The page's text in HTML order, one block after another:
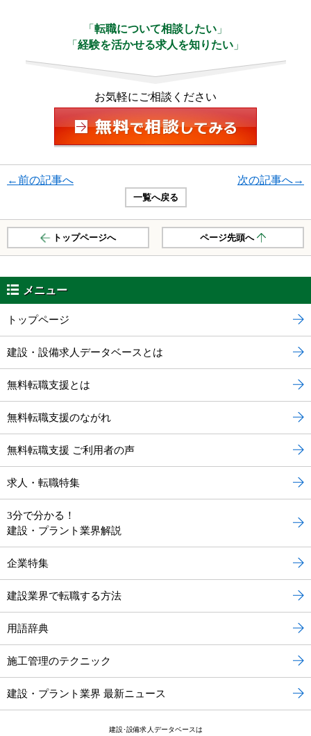
「 転職について相談したい 」
「 経験を活かせる求人を知りたい 」
お気軽にご相談ください
←前の記事へ 次の記事へ→
一覧へ戻る
トップページへ ページ先頭へ
メニュー
トップページ
建設・設備求人データベースとは
無料転職支援とは
無料転職支援のながれ
無料転職支援 ご利用者の声
求人・転職特集
3分で分かる！
建設・プラント業界解説
企業特集
建設業界で転職する方法
用語辞典
施工管理のテクニック
建設・プラント業界 最新ニュース
建設･設備求人データベースは